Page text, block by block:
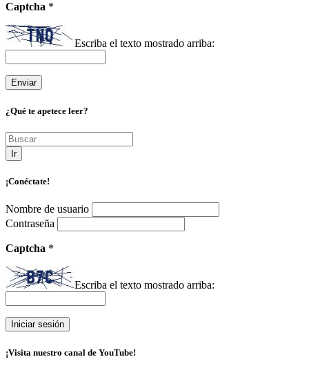
Captcha *
Escriba el texto mostrado arriba:
¿Qué te apetece leer?
Ir
¡Conéctate!
Nombre de usuario
Contraseña
Captcha *
Escriba el texto mostrado arriba:
¡Visita nuestro canal de YouTube!